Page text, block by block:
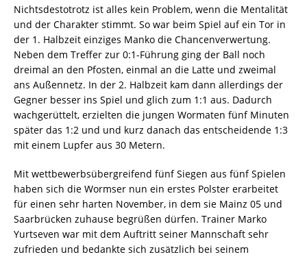
Nichtsdestotrotz ist alles kein Problem, wenn die Mentalität
und der Charakter stimmt. So war beim Spiel auf ein Tor in
der 1. Halbzeit einziges Manko die Chancenverwertung.
Neben dem Treffer zur 0:1-Führung ging der Ball noch
dreimal an den Pfosten, einmal an die Latte und zweimal
ans Außennetz. In der 2. Halbzeit kam dann allerdings der
Gegner besser ins Spiel und glich zum 1:1 aus. Dadurch
wachgerüttelt, erzielten die jungen Wormaten fünf Minuten
später das 1:2 und und kurz danach das entscheidende 1:3
mit einem Lupfer aus 30 Metern.
Mit wettbewerbsübergreifend fünf Siegen aus fünf Spielen
haben sich die Wormser nun ein erstes Polster erarbeitet
für einen sehr harten November, in dem sie Mainz 05 und
Saarbrücken zuhause begrüßen dürfen. Trainer Marko
Yurtseven war mit dem Auftritt seiner Mannschaft sehr
zufrieden und bedankte sich zusätzlich bei seinem